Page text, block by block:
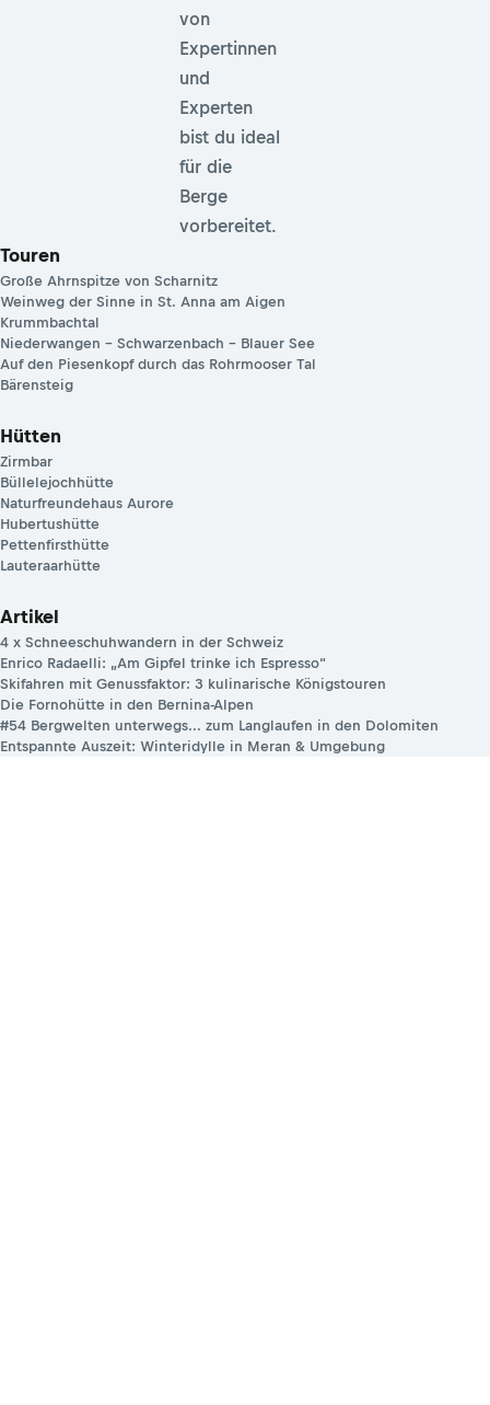
von
Expertinnen
und
Experten
bist du ideal
für die
Berge
vorbereitet.
Touren
Große Ahrnspitze von Scharnitz
Weinweg der Sinne in St. Anna am Aigen
Krummbachtal
Niederwangen – Schwarzenbach – Blauer See
Auf den Piesenkopf durch das Rohrmooser Tal
Bärensteig
Hütten
Zirmbar
Büllelejochhütte
Naturfreundehaus Aurore
Hubertushütte
Pettenfirsthütte
Lauteraarhütte
Artikel
4 x Schneeschuhwandern in der Schweiz
Enrico Radaelli: „Am Gipfel trinke ich Espresso“
Skifahren mit Genussfaktor: 3 kulinarische Königstouren
Die Fornohütte in den Bernina-Alpen
#54 Bergwelten unterwegs... zum Langlaufen in den Dolomiten
Entspannte Auszeit: Winteridylle in Meran & Umgebung